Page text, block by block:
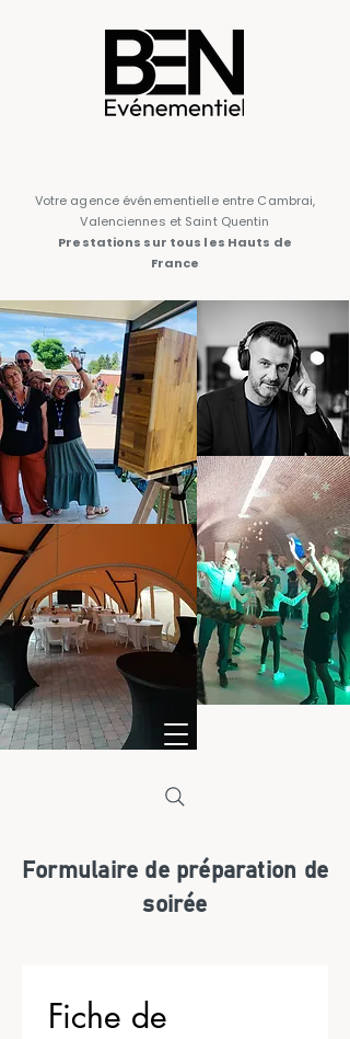
Votre agence événementielle entre Cambrai,
Valenciennes et Saint Quentin
Prestations sur tous les Hauts de
France
Formulaire de préparation de
soirée
Fiche de